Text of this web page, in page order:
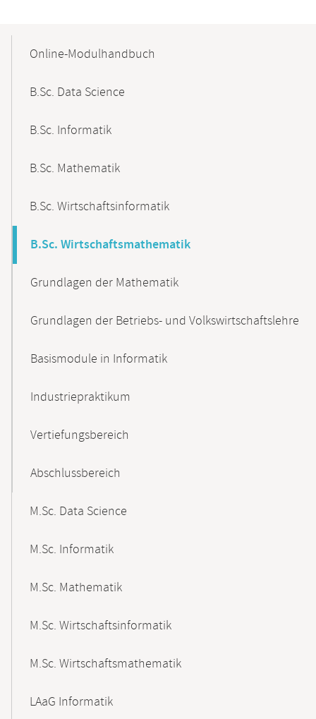
NavigationOnline-Modulhandbuch
B.Sc. Data Science
B.Sc. Informatik
B.Sc. Mathematik
B.Sc. Wirtschaftsinformatik
B.Sc. Wirtschaftsmathematik
Grundlagen der Mathematik
Grundlagen der Betriebs- und Volkswirtschaftslehre
Basismodule in Informatik
Industriepraktikum
Vertiefungsbereich
Abschlussbereich
M.Sc. Data Science
M.Sc. Informatik
M.Sc. Mathematik
M.Sc. Wirtschaftsinformatik
M.Sc. Wirtschaftsmathematik
LAaG Informatik